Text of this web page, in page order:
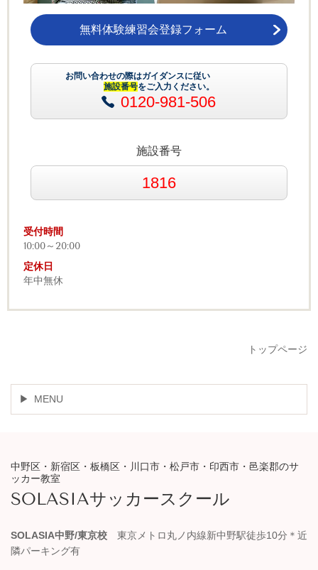
無料体験練習会登録フォーム
お問い合わせの際はガイダンスに従い
施設番号をご入力ください。
0120-981-506
施設番号
1816
受付時間
10:00～20:00
定休日
年中無休
トップページ
MENU
中野区・新宿区・板橋区・川口市・松戸市・印西市・邑楽郡のサ
ッカー教室
SOLASIAサッカースクール
SOLASIA中野/東京校 東京メトロ丸ノ内線新中野駅徒歩10分＊近
隣パーキング有